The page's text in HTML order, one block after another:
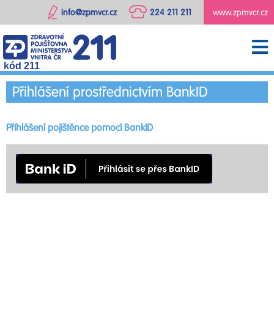
www.zpmvcr.cz
224 211 211
info@zpmvcr.cz
kód 211
Přihlášení prostřednictvím BankID
Přihlášení pojištěnce pomocí BankID